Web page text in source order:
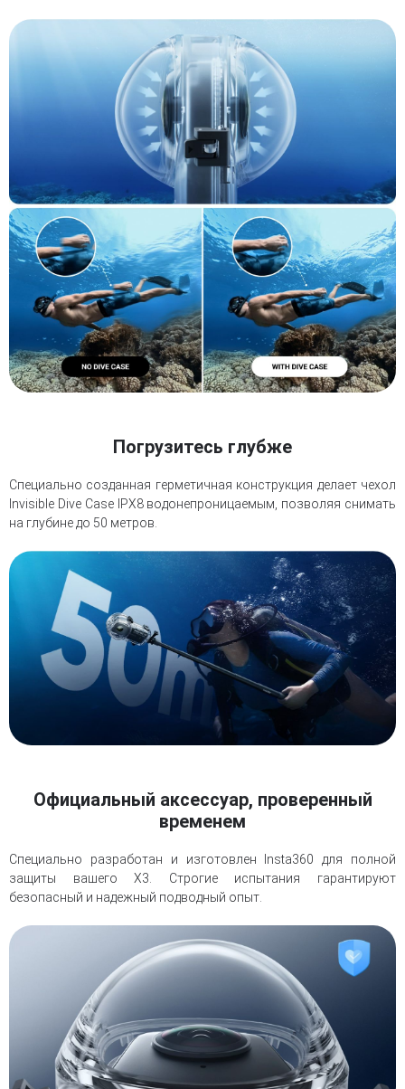
Погрузитесь глубже
Специально созданная герметичная конструкция делает чехол
Invisible Dive Case IPX8 водонепроницаемым, позволяя снимать
на глубине до 50 метров.
Официальный аксессуар, проверенный
временем
Специально разработан и изготовлен Insta360 для полной
защиты вашего X3. Строгие испытания гарантируют
безопасный и надежный подводный опыт.